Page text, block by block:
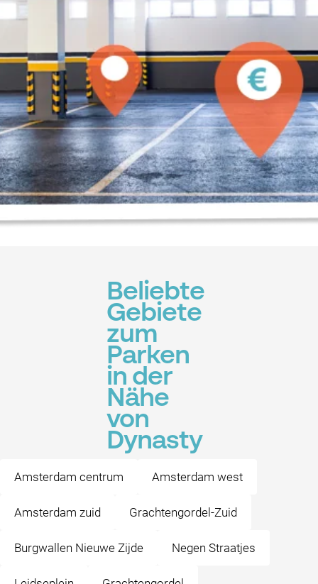
Beliebte
Gebiete
zum
Parken
in der
Nähe
von
Dynasty
Amsterdam centrum Amsterdam west
Amsterdam zuid Grachtengordel-Zuid
Burgwallen Nieuwe Zijde Negen Straatjes